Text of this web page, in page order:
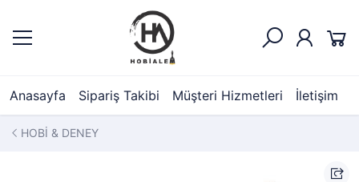
Anasayfa Sipariş Takibi Müşteri Hizmetleri İletişim
HOBİ & DENEY